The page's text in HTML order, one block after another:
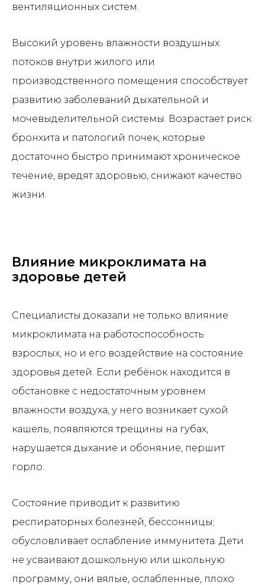
вентиляционных систем.
Высокий уровень влажности воздушных
потоков внутри жилого или
производственного помещения способствует
развитию заболеваний дыхательной и
мочевыделительной системы. Возрастает риск
бронхита и патологий почек, которые
достаточно быстро принимают хроническое
течение, вредят здоровью, снижают качество
жизни.
Влияние микроклимата на
здоровье детей
Специалисты доказали не только влияние
микроклимата на работоспособность
взрослых, но и его воздействие на состояние
здоровья детей. Если ребёнок находится в
обстановке с недостаточным уровнем
влажности воздуха, у него возникает сухой
кашель, появляются трещины на губах,
нарушается дыхание и обоняние, першит
горло.
Состояние приводит к развитию
респираторных болезней, бессонницы;
обусловливает ослабление иммунитета. Дети
не усваивают дошкольную или школьную
программу, они вялые, ослабленные, плохо